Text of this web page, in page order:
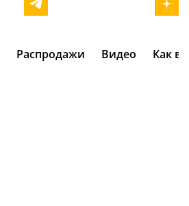
Распродажи Видео Как